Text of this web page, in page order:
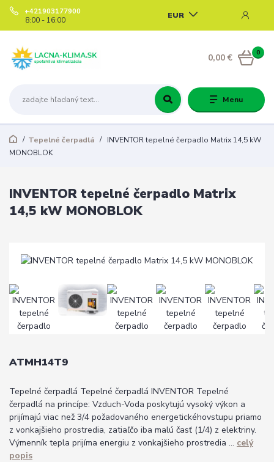
Menu
EUR
+421903177900
8:00 - 16:00
0
0,00 €
Tepelné čerpadlá
INVENTOR tepelné čerpadlo Matrix 14,5 kW
MONOBLOK
INVENTOR tepelné čerpadlo Matrix
14,5 kW MONOBLOK
ATMH14T9
Tepelné čerpadlá Tepelné čerpadlá INVENTOR Tepelné
čerpadlá na princípe: Vzduch-Voda poskytujú vysoký výkon a
prijímajú viac než 3/4 požadovaného energetickéhovstupu priamo
z vonkajšieho prostredia, zatiaľčo iba malú časť (1/4) z elektriny.
Výmenník tepla prijíma energiu z vonkajšieho prostredia ... celý
popis